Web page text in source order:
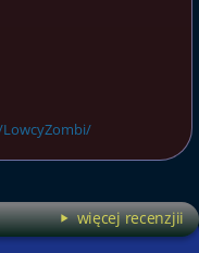
więcej recenzjii